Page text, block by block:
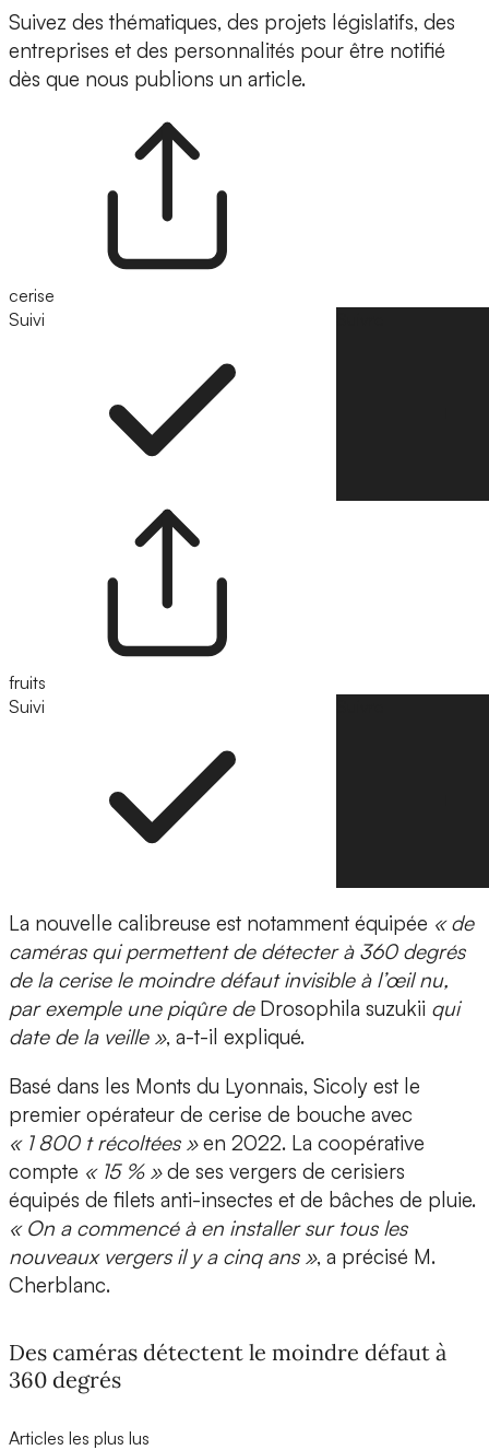
Suivez des thématiques, des projets législatifs, des
entreprises et des personnalités pour être notifié
dès que nous publions un article.
cerise
Suivi
fruits
Suivi
La nouvelle calibreuse est notamment équipée « de
caméras qui permettent de détecter à 360 degrés
de la cerise le moindre défaut invisible à l’œil nu,
par exemple une piqûre de Drosophila suzukii qui
date de la veille », a-t-il expliqué.
Basé dans les Monts du Lyonnais, Sicoly est le
premier opérateur de cerise de bouche avec
« 1 800 t récoltées »en 2022. La coopérative
compte « 15 % »de ses vergers de cerisiers
équipés de filets anti-insectes et de bâches de pluie.
« On a commencé à en installer sur tous les
nouveaux vergers il y a cinq ans », a précisé M.
Cherblanc.
Des caméras détectent le moindre défaut à
360 degrés
Articles les plus lus